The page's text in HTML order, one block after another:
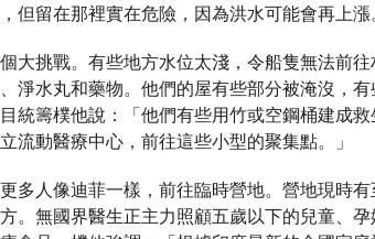
但留在那裡實在危險，因為洪水可能會再上漲
大挑戰。有些地方水位太淺，令船隻無法前
淨水丸和藥物。他們的屋有些部分被淹沒，
統籌樸他說：「他們有些用竹或空鋼桶建成
流動醫療中心，前往這些小型的聚集點。」
多人像迪菲一樣，前往臨時營地。營地現時
。無國界醫生正主力照顧五歲以下的兒童、